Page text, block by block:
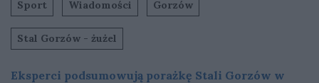
Sport Wiadomości Gorzów
Stal Gorzów - żużel
Eksperci podsumowują porażkę Stali Gorzów w